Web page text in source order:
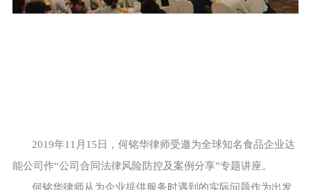
2019年11月15日，何铭华律师受邀为全球知名食品企业达
能公司作“公司合同法律风险防控及案例分享”专题讲座。
何铭华律师从为企业提供服务时遇到的实际问题作为出发